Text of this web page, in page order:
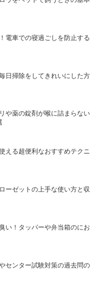
電車での寝過ごしを防止する
日掃除をしてきれいにした方
や薬の錠剤が喉に詰まらない
える超便利なおすすめテクニ
ーゼットの上手な使い方と収
い！タッパーや弁当箱のにお
センター試験対策の過去問の